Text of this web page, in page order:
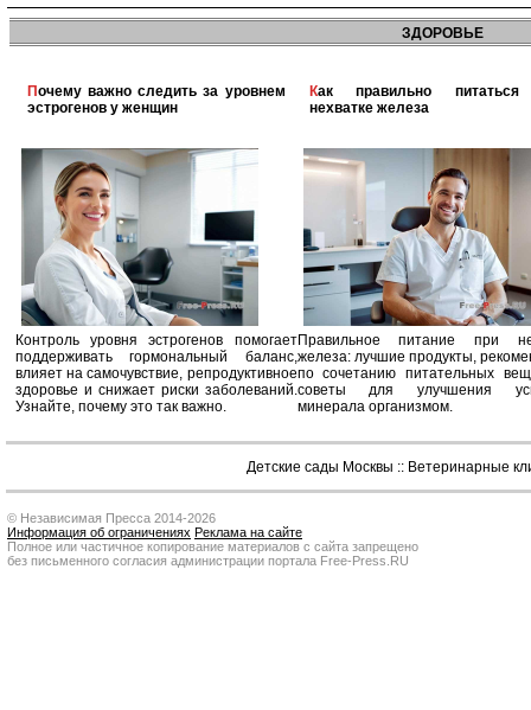
ЗДОРОВЬЕ
Почему важно следить за уровнем
эстрогенов у женщин
Контроль уровня эстрогенов помогает
поддерживать гормональный баланс,
влияет на самочувствие, репродуктивное
здоровье и снижает риски заболеваний.
Узнайте, почему это так важно.
Как правильно питаться при
нехватке железа
Правильное питание при
железа: лучшие продукты,
по сочетанию питательных
советы для улучшения
минерала организмом.
Детские сады Москвы :: Ветеринарные
© Независимая Пресса 2014-2026
Информация об ограничениях Реклама на сайте
Полное или частичное копирование материалов с сайта запрещено
без письменного согласия администрации портала Free-Press.RU